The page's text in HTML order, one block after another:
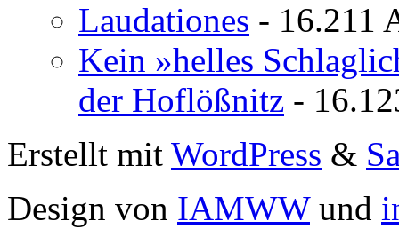
Laudationes - 16.211
Kein »helles
der Hoflößnitz -
Erstellt mit WordPress &
Design von IAMWWund